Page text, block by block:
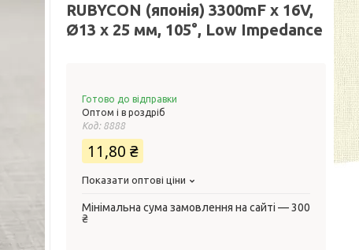
RUBYCON (японія) 3300mF х 16V,
Ø13 х 25 мм, 105°, Low Impedance
Готово до відправки
Оптом і в роздріб
Код: 8888
11,80 ₴
Показати оптові ціни
Мінімальна сума замовлення на сайті — 300
₴